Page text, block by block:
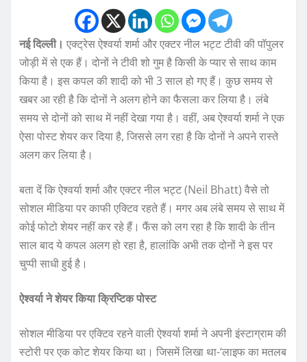
नई दिल्ली। एक्ट्रेस ऐश्वर्या शर्मा और एक्टर नील भट्ट टीवी की पॉपुलर
जोड़ी में से एक हैं। दोनों ने टीवी शो गुम है किसी के प्यार से साथ काम
किया है। इस कपल की शादी को भी 3 साल हो गए हैं। कुछ समय से
खबर आ रही है कि दोनों ने अलग होने का फैसला कर लिया है। लंबे
समय से दोनों को साथ में नहीं देखा गया है। वहीं, अब ऐश्वर्या शर्मा ने एक
ऐसा पोस्ट शेयर कर दिया है, जिससे लग रहा है कि दोनों ने अपने रास्ते
अलग कर लिया है।
बता दें कि ऐश्वर्या शर्मा और एक्टर नील भट्ट (Neil Bhatt) वैसे तो
सोशल मीडिया पर काफी एक्टिव रहते हैं। मगर अब लंबे समय से साथ में
कोई फोटो शेयर नहीं कर रहे हैं। फैंस को लग रहा है कि शादी के तीन
साल बाद ये कपल अलग हो रहा है, हालांकि अभी तक दोनों ने इस पर
चुप्पी साधी हुई है।
ऐश्वर्या ने शेयर किया क्रिप्टिक पोस्ट
सोशल मीडिया पर एक्टिव रहने वाली ऐश्वर्या शर्मा ने अपनी इंस्टाग्राम की
स्टोरी पर एक कोट शेयर किया था। जिसमें लिखा था-‘लाइफ का मतलब